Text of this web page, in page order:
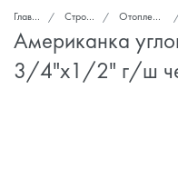
Главная Стройка и ремонт Отопление, теплоизоляция
Американка
3/4"х1/2" г/ш